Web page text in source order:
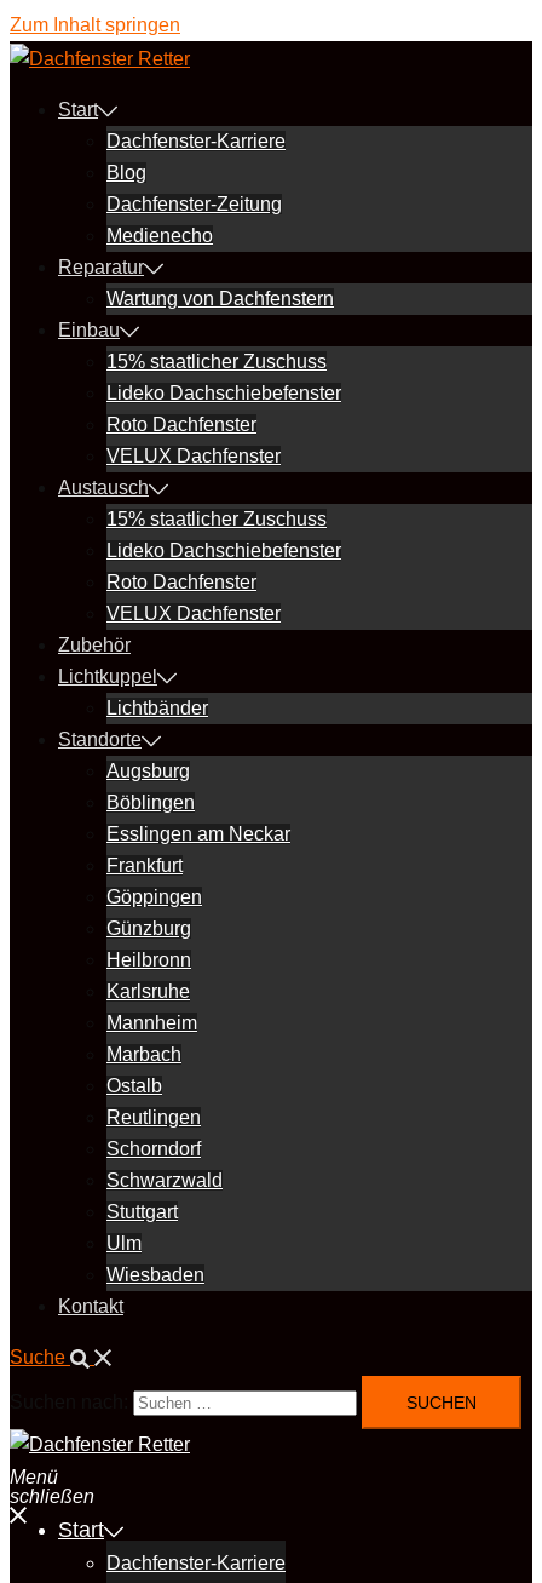
Zum Inhalt springen
Start
Dachfenster-Karriere
Blog
Dachfenster-Zeitung
Medienecho
Reparatur
Wartung von Dachfenstern
Einbau
15% staatlicher Zuschuss
Lideko Dachschiebefenster
Roto Dachfenster
VELUX Dachfenster
Austausch
15% staatlicher Zuschuss
Lideko Dachschiebefenster
Roto Dachfenster
VELUX Dachfenster
Zubehör
Lichtkuppel
Lichtbänder
Standorte
Augsburg
Böblingen
Esslingen am Neckar
Frankfurt
Göppingen
Günzburg
Heilbronn
Karlsruhe
Mannheim
Marbach
Ostalb
Reutlingen
Schorndorf
Schwarzwald
Stuttgart
Ulm
Wiesbaden
Kontakt
Suche
Menü
schließen
Start
Dachfenster-Karriere